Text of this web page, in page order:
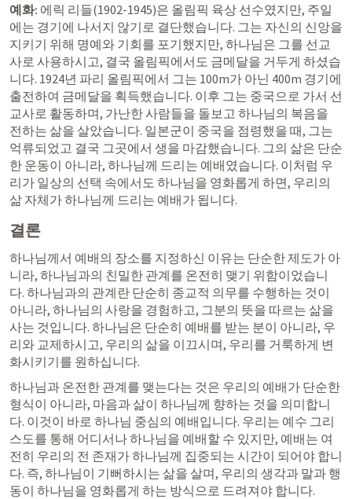
예화: 에릭 리들(1902-1945)은 올림픽 육상 선수였지만, 주일
에는 경기에 나서지 않기로 결단했습니다. 그는 자신의 신앙을
지키기 위해 명예와 기회를 포기했지만, 하나님은 그를 선교
사로 사용하시고, 결국 올림픽에서도 금메달을 거두게 하셨습
니다. 1924년 파리 올림픽에서 그는 100m가 아닌 400m 경기에
출전하여 금메달을 획득했습니다. 이후 그는 중국으로 가서 선
교사로 활동하며, 가난한 사람들을 돌보고 하나님의 복음을
전하는 삶을 살았습니다. 일본군이 중국을 점령했을 때, 그는
억류되었고 결국 그곳에서 생을 마감했습니다. 그의 삶은 단순
한 운동이 아니라, 하나님께 드리는 예배였습니다. 이처럼 우
리가 일상의 선택 속에서도 하나님을 영화롭게 하면, 우리의
삶 자체가 하나님께 드리는 예배가 됩니다.
결론
하나님께서 예배의 장소를 지정하신 이유는 단순한 제도가 아
니라, 하나님과의 친밀한 관계를 온전히 맺기 위함이었습니
다. 하나님과의 관계란 단순히 종교적 의무를 수행하는 것이
아니라, 하나님의 사랑을 경험하고, 그분의 뜻을 따르는 삶을
사는 것입니다. 하나님은 단순히 예배를 받는 분이 아니라, 우
리와 교제하시고, 우리의 삶을 이끄시며, 우리를 거룩하게 변
화시키기를 원하십니다.
하나님과 온전한 관계를 맺는다는 것은 우리의 예배가 단순한
형식이 아니라, 마음과 삶이 하나님께 향하는 것을 의미합니
다. 이것이 바로 하나님 중심의 예배입니다. 우리는 예수 그리
스도를 통해 어디서나 하나님을 예배할 수 있지만, 예배는 여
전히 우리의 전 존재가 하나님께 집중되는 시간이 되어야 합니
다. 즉, 하나님이 기뻐하시는 삶을 살며, 우리의 생각과 말과 행
동이 하나님을 영화롭게 하는 방식으로 드려져야 합니다.